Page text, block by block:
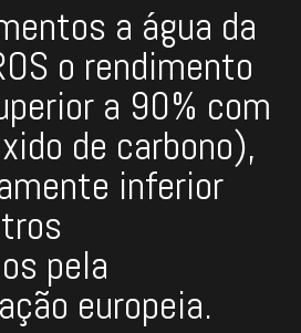
a água da
o rendimento
a 90% com
de carbono),
inferior
pela
europeia.